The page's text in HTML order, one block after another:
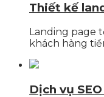
Thiết kế
Landing page
khách hàng
Dịch vụ